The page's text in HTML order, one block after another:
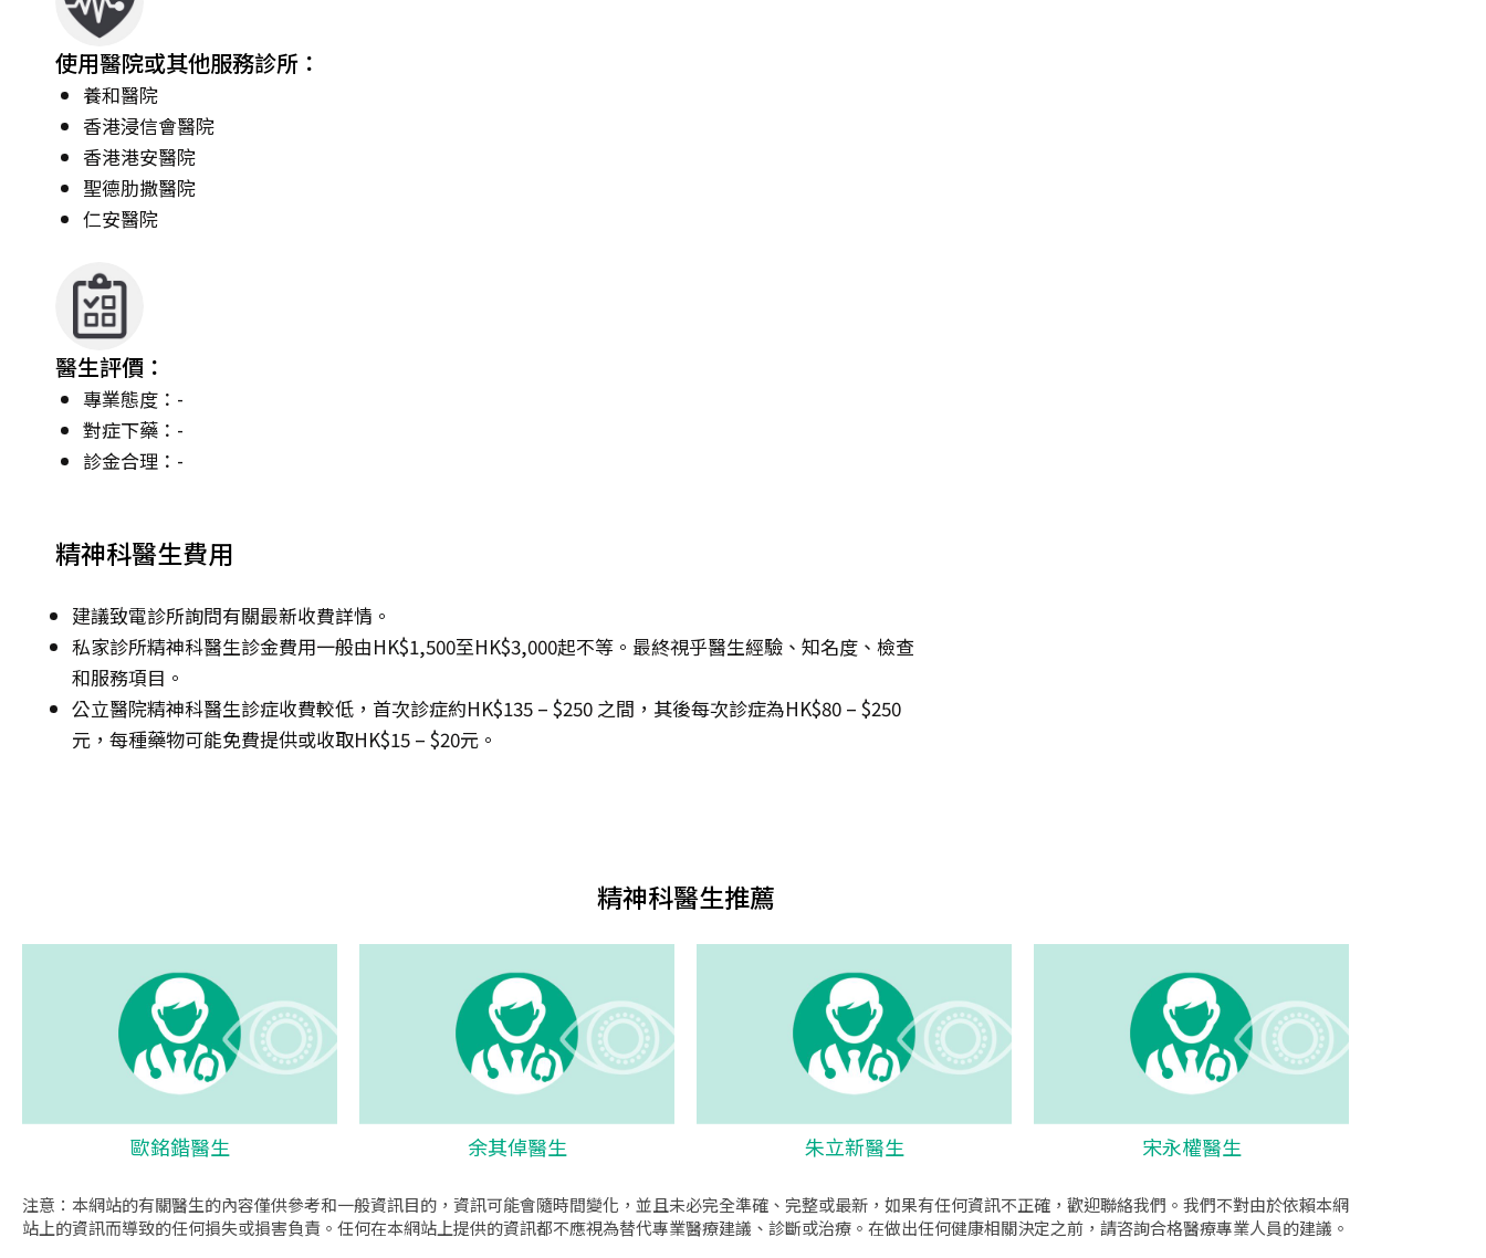
使用醫院或其他服務診所：
養和醫院
香港浸信會醫院
香港港安醫院
聖德肋撒醫院
仁安醫院
醫生評價：
專業態度：-
對症下藥：-
診金合理：-
精神科醫生費用
建議致電診所詢問有關最新收費詳情。
私家診所精神科醫生診金費用一般由HK$1,500至HK$3,000起不等。最終視乎醫生經驗、知名度、檢查
和服務項目。
公立醫院精神科醫生診症收費較低，首次診症約HK$135 – $250 之間，其後每次診症為HK$80 – $250
元，每種藥物可能免費提供或收取HK$15 – $20元。
精神科醫生推薦
歐銘鍇醫生 余其倬醫生 朱立新醫生 宋永權醫生
注意：本網站的有關醫生的內容僅供參考和一般資訊目的，資訊可能會隨時間變化，並且未必完全準確、完整或最新，如果有任何資訊不正確，歡迎聯絡我們。我們不對由於依賴本網
站上的資訊而導致的任何損失或損害負責。任何在本網站上提供的資訊都不應視為替代專業醫療建議、診斷或治療。在做出任何健康相關決定之前，請咨詢合格醫療專業人員的建議。